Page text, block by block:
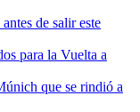
de salir este
para la Vuelta a
que se rindió a